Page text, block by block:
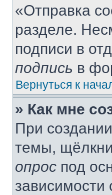
«Отправка
разделе.
подписи в
подпись в
Вернуться к
» Как мне
При
темы,
опрос под
зависимости